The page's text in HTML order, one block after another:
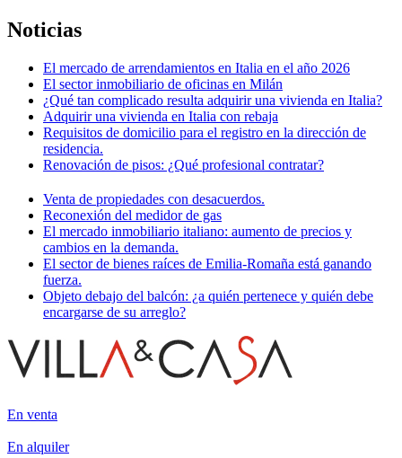
Noticias
El mercado de arrendamientos en Italia en el año 2026
El sector inmobiliario de oficinas en Milán
¿Qué tan complicado resulta adquirir una vivienda en Italia?
Adquirir una vivienda en Italia con rebaja
Requisitos de domicilio para el registro en la dirección de
residencia.
Renovación de pisos: ¿Qué profesional contratar?
Venta de propiedades con desacuerdos.
Reconexión del medidor de gas
El mercado inmobiliario italiano: aumento de precios y
cambios en la demanda.
El sector de bienes raíces de Emilia-Romaña está ganando
fuerza.
Objeto debajo del balcón: ¿a quién pertenece y quién debe
encargarse de su arreglo?
En venta
En alquiler